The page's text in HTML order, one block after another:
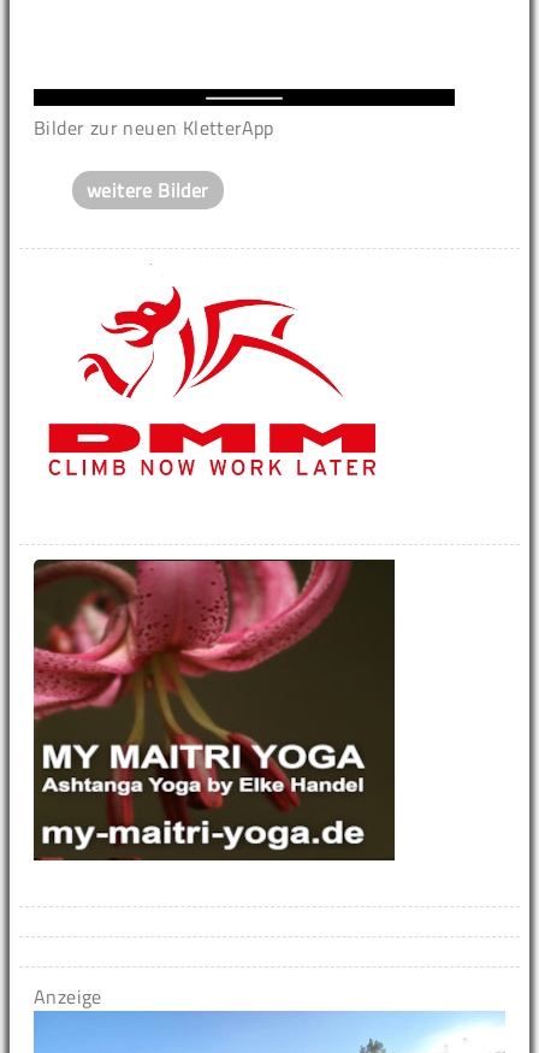
Bilder zur neuen KletterApp
weitere Bilder
Anzeige